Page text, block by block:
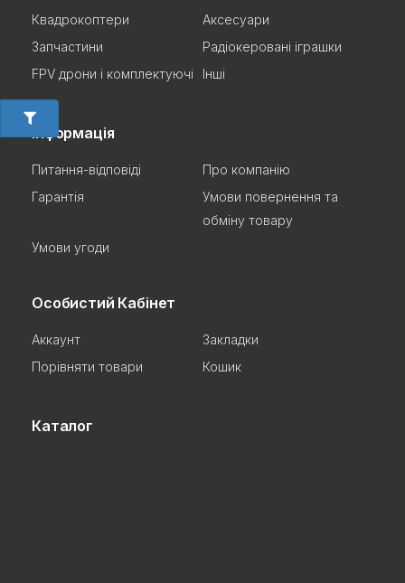
Квадрокоптери
Аксесуари
Запчастини
Радіокеровані іграшки
FPV дрони і комплектуючі
Інші
Інформація
Питання-відповіді
Про компанію
Гарантія
Умови повернення та
обміну товару
Умови угоди
Особистий Кабінет
Аккаунт
Закладки
Порівняти товари
Кошик
Каталог